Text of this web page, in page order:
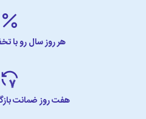
هر روز سال رو با
هفت روز ضمانت